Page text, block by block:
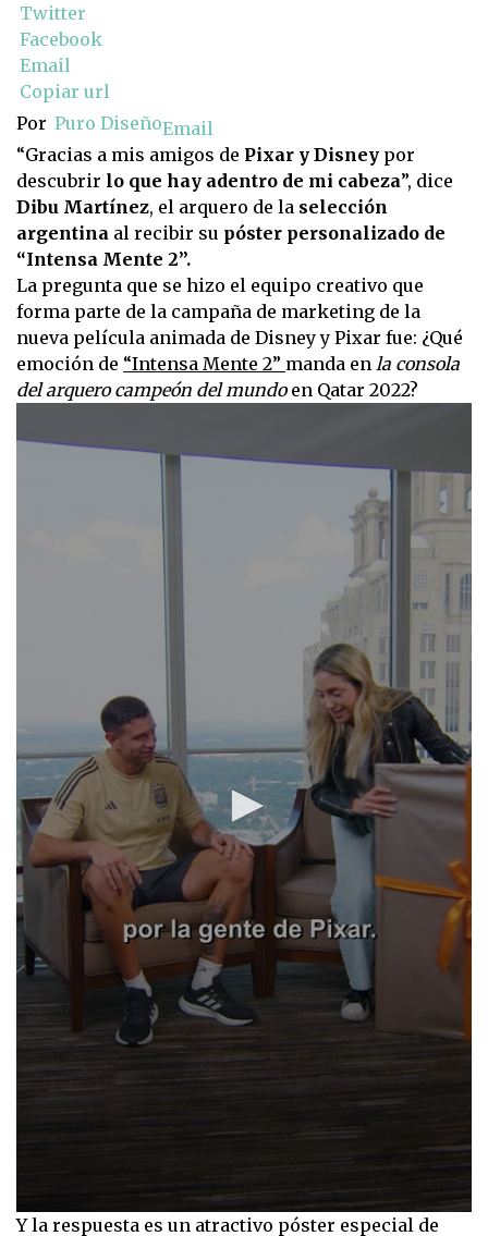
Twitter
Facebook
Email
Copiar url
Por Puro DiseñoEmail
“Gracias a mis amigos de Pixar y Disney por
descubrir lo que hay adentro de mi cabeza”, dice
Dibu Martínez, el arquero de la selección
argentina al recibir su póster personalizado de
“Intensa Mente 2”.
La pregunta que se hizo el equipo creativo que
forma parte de la campaña de marketing de la
nueva película animada de Disney y Pixar fue: ¿Qué
emoción de “Intensa Mente 2” manda en la consola
del arquero campeón del mundoen Qatar 2022?
0
Y la respuesta es un atractivo póster especial de